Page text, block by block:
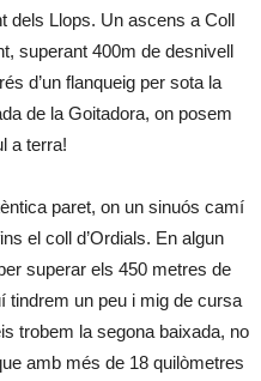
dels Llops. Un ascens a Coll
superant 400m de desnivell
d’un flanqueig per sota la
de la Goitadora, on posem
a terra!
paret, on un sinuós camí
el coll d’Ordials. En algun
superar els 450 metres de
tindrem un peu i mig de cursa
trobem la segona baixada, no
amb més de 18 quilòmetres